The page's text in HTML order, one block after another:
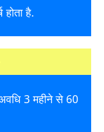
है.
3 महीने से 60